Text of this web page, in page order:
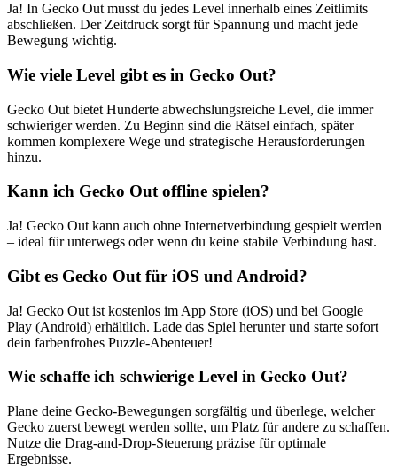
Ja! In Gecko Out musst du jedes Level innerhalb eines Zeitlimits
abschließen. Der Zeitdruck sorgt für Spannung und macht jede
Bewegung wichtig.
Wie viele Level gibt es in Gecko Out?
Gecko Out bietet Hunderte abwechslungsreiche Level, die immer
schwieriger werden. Zu Beginn sind die Rätsel einfach, später
kommen komplexere Wege und strategische Herausforderungen
hinzu.
Kann ich Gecko Out offline spielen?
Ja! Gecko Out kann auch ohne Internetverbindung gespielt werden
– ideal für unterwegs oder wenn du keine stabile Verbindung hast.
Gibt es Gecko Out für iOS und Android?
Ja! Gecko Out ist kostenlos im App Store (iOS) und bei Google
Play (Android) erhältlich. Lade das Spiel herunter und starte sofort
dein farbenfrohes Puzzle-Abenteuer!
Wie schaffe ich schwierige Level in Gecko Out?
Plane deine Gecko-Bewegungen sorgfältig und überlege, welcher
Gecko zuerst bewegt werden sollte, um Platz für andere zu schaffen.
Nutze die Drag-and-Drop-Steuerung präzise für optimale
Ergebnisse.